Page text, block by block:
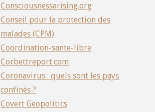
Consciousnessarising.org
Conseil pour la protection des
malades (CPM)
Coordination-sante-libre
Corbettreport.com
Coronavirus : quels sont les pays
confinés ?
Covert Geopolitics